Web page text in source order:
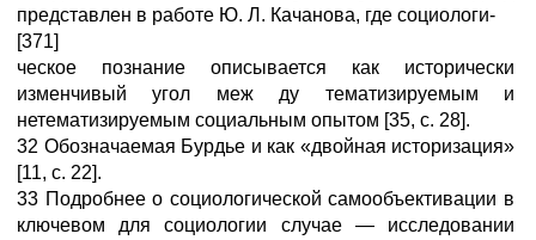
представлен в работе Ю. Л. Качанова, где социологи-
[371]
ческое познание описывается как исторически
изменчивый угол меж ду тематизируемым и
нетематизируемым социальным опытом [35, с. 28].
32 Обозначаемая Бурдье и как «двойная историзация»
[11, с. 22].
33 Подробнее о социологической самообъективации в
ключевом для социологии случае — исследовании